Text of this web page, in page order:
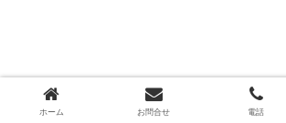
ホーム お問合せ 電話